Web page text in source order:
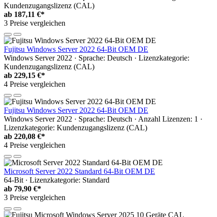
Kundenzugangslizenz (CAL)
ab 187,11 €*
3 Preise vergleichen
Fujitsu Windows Server 2022 64-Bit OEM DE
Windows Server 2022 · Sprache: Deutsch · Lizenzkategorie:
Kundenzugangslizenz (CAL)
ab 229,15 €*
4 Preise vergleichen
Fujitsu Windows Server 2022 64-Bit OEM DE
Windows Server 2022 · Sprache: Deutsch · Anzahl Lizenzen: 1 ·
Lizenzkategorie: Kundenzugangslizenz (CAL)
ab 220,08 €*
4 Preise vergleichen
Microsoft Server 2022 Standard 64-Bit OEM DE
64-Bit · Lizenzkategorie: Standard
ab 79,90 €*
3 Preise vergleichen